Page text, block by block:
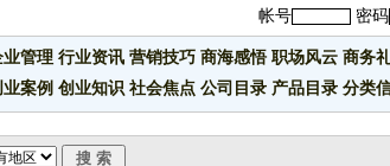
帐号 密码
业管理 行业资讯 营销技巧 商海感悟 职场风云 商务
案例 创业知识 社会焦点 公司目录 产品目录 分类